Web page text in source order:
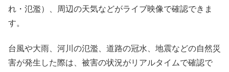
れ・氾濫）、周辺の天気などがライブ映像で確認できま
す。
台風や大雨、河川の氾濫、道路の冠水、地震などの自然災
害が発生した際は、被害の状況がリアルタイムで確認で